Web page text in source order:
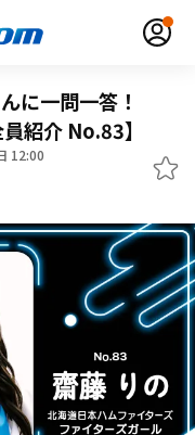
に一問一答！
紹介 No.83】
12:00